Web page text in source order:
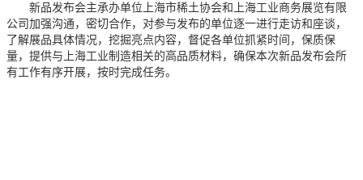
新品发布会主承办单位上海市稀土协会和上海工业商务展览有限
公司加强沟通，密切合作，对参与发布的单位逐一进行走访和座谈，
了解展品具体情况，挖掘亮点内容，督促各单位抓紧时间，保质保
量，提供与上海工业制造相关的高品质材料，确保本次新品发布会所
有工作有序开展，按时完成任务。